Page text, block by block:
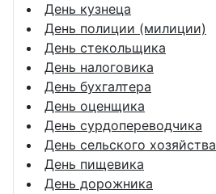
День кузнеца
День полиции (милиции)
День стекольщика
День налоговика
День бухгалтера
День оценщика
День сурдопереводчика
День сельского хозяйства
День пищевика
День дорожника